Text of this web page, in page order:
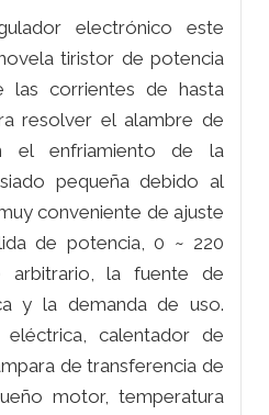
electrónico este
tiristor de potencia
las corrientes de hasta
resolver el alambre de
el enfriamiento de la
pequeña debido al
conveniente de ajuste
de potencia, 0 ~ 220
arbitrario, la fuente de
y la demanda de uso.
calentador de
de transferencia de
motor, temperatura